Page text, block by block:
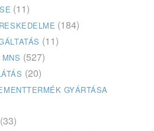
(11)
(184)
(11)
(527)
(20)
GYÁRTÁSA
(33)